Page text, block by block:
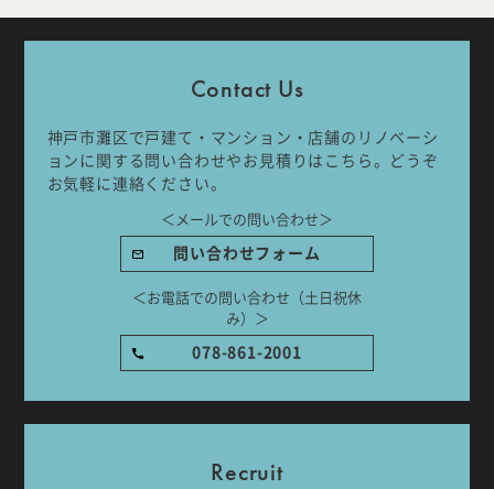
Contact Us
神戸市灘区で戸建て・マンション・店舗のリノベーシ
ョンに関する問い合わせやお見積りはこちら。どうぞ
お気軽に連絡ください。
＜メールでの問い合わせ＞
問い合わせフォーム
＜お電話での問い合わせ（土日祝休
み）＞
078-861-2001
Recruit
Company
Works
Team
Work Flow
Journal
Topics
Recruit
Room Tour